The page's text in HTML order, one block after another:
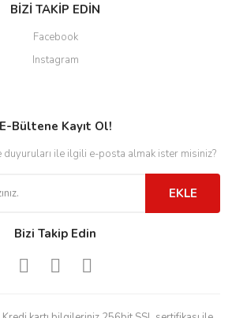
BİZİ TAKİP EDİN
Facebook
Instagram
E-Bültene Kayıt Ol!
duyuruları ile ilgili e-posta almak ister misiniz?
EKLE
Bizi Takip Edin